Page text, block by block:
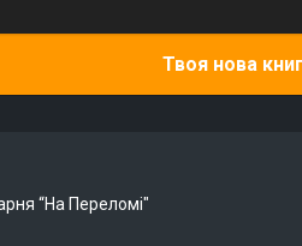
Твоя нова
“На Переломі"